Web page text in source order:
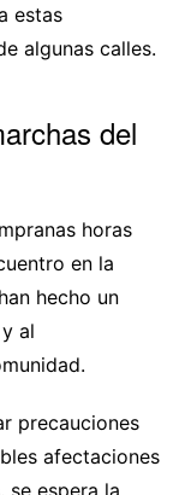
estas
algunas calles.
del
horas
en la
hecho un
al
precauciones
afectaciones